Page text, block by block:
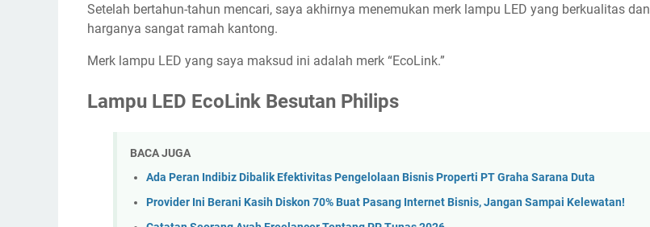
Setelah bertahun-tahun mencari, saya akhirnya menemukan merk lampu LED yang berkualitas dan
harganya sangat ramah kantong.
Merk lampu LED yang saya maksud ini adalah merk “EcoLink.”
Lampu LED EcoLink Besutan Philips
BACA JUGA
Ada Peran Indibiz Dibalik Efektivitas Pengelolaan Bisnis Properti PT Graha Sarana Duta
Provider Ini Berani Kasih Diskon 70% Buat Pasang Internet Bisnis, Jangan Sampai Kelewatan!